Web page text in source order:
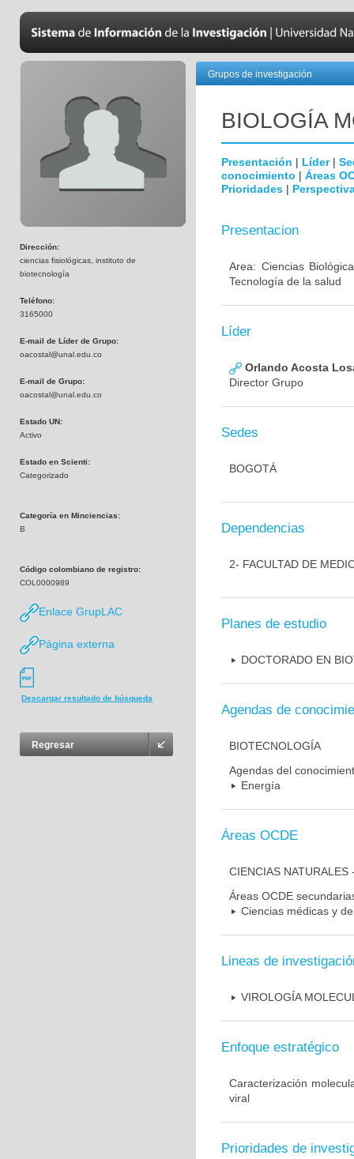
Dirección:
ciencias fisiológicas, instituto de
biotecnología
Teléfono:
3165000
E-mail de Líder de Grupo:
oacostal@unal.edu.co
E-mail de Grupo:
oacostal@unal.edu.co
Estado UN:
Activo
Estado en Scienti:
Categorizado
Categoría en Minciencias:
B
Código colombiano de registro:
COL0000989
Enlace GrupLAC
Página externa
Descargar resultado de búsqueda
Regresar
Grupos de investigación
BIOLOGÍA
Presentación | Líder|
conocimiento | Áreas
Prioridades |
Presentacion
Area: Ciencias
Tecnología de la salud
Líder
Orlando Acosta
Director Grupo
Sedes
BOGOTÁ
Dependencias
2- FACULTAD DE
Planes de estudio
DOCTORADO EN
Agendas de
BIOTECNOLOGÍA
Agendas del
Energía
Áreas OCDE
CIENCIAS
Áreas OCDE
Ciencias médicas y
Lineas de
VIROLOGÍA
Enfoque estratégico
Caracterización
viral
Prioridades de